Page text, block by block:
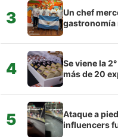
3
Un chef
gastronomía
4
Se viene la
más de 20
5
Ataque a
influencers